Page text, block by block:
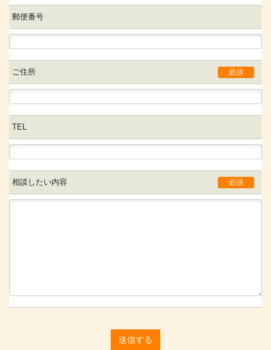
郵便番号
必須
ご住所
TEL
必須
相談したい内容